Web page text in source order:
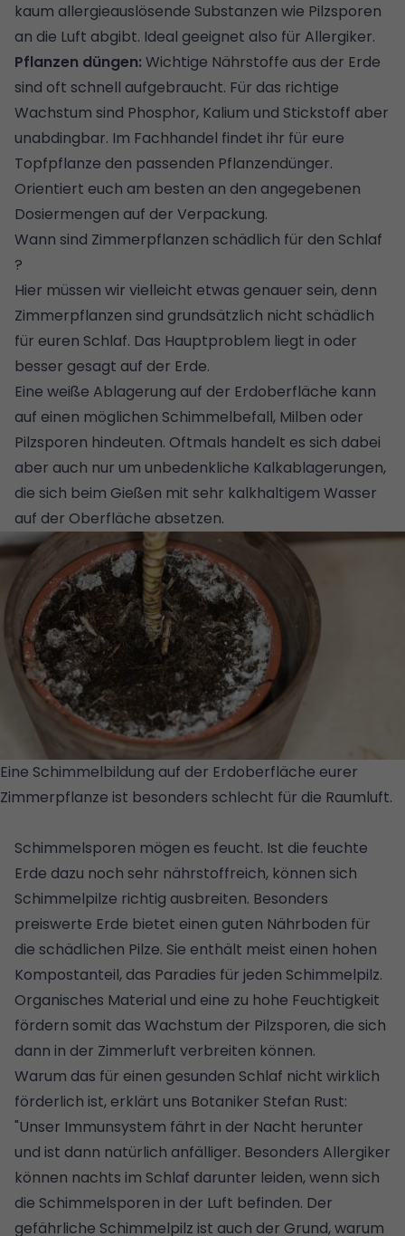
kaum allergieauslösende Substanzen wie Pilzsporen
an die Luft abgibt. Ideal geeignet also für Allergiker.
Pflanzen düngen: Wichtige Nährstoffe aus der Erde
sind oft schnell aufgebraucht. Für das richtige
Wachstum sind Phosphor, Kalium und Stickstoff aber
unabdingbar. Im Fachhandel findet ihr für eure
Topfpflanze den passenden Pflanzendünger.
Orientiert euch am besten an den angegebenen
Dosiermengen auf der Verpackung.
Wann sind Zimmerpflanzen schädlich für den Schlaf
?
Hier müssen wir vielleicht etwas genauer sein, denn
Zimmerpflanzen sind grundsätzlich nicht schädlich
für euren Schlaf. Das Hauptproblem liegt in oder
besser gesagt auf der Erde.
Eine weiße Ablagerung auf der Erdoberfläche kann
auf einen möglichen Schimmelbefall, Milben oder
Pilzsporen hindeuten. Oftmals handelt es sich dabei
aber auch nur um unbedenkliche Kalkablagerungen,
die sich beim Gießen mit sehr kalkhaltigem Wasser
auf der Oberfläche absetzen.
Eine Schimmelbildung auf der Erdoberfläche eurer
Zimmerpflanze ist besonders schlecht für die Raumluft.
Schimmelsporen mögen es feucht. Ist die feuchte
Erde dazu noch sehr nährstoffreich, können sich
Schimmelpilze richtig ausbreiten. Besonders
preiswerte Erde bietet einen guten Nährboden für
die schädlichen Pilze. Sie enthält meist einen hohen
Kompostanteil, das Paradies für jeden Schimmelpilz.
Organisches Material und eine zu hohe Feuchtigkeit
fördern somit das Wachstum der Pilzsporen, die sich
dann in der Zimmerluft verbreiten können.
Warum das für einen gesunden Schlaf nicht wirklich
förderlich ist, erklärt uns Botaniker Stefan Rust:
"Unser Immunsystem fährt in der Nacht herunter
und ist dann natürlich anfälliger. Besonders Allergiker
können nachts im Schlaf darunter leiden, wenn sich
die Schimmelsporen in der Luft befinden. Der
gefährliche Schimmelpilz ist auch der Grund, warum